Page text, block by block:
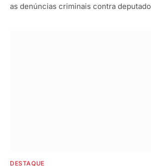
as denúncias criminais contra
DESTAQUE